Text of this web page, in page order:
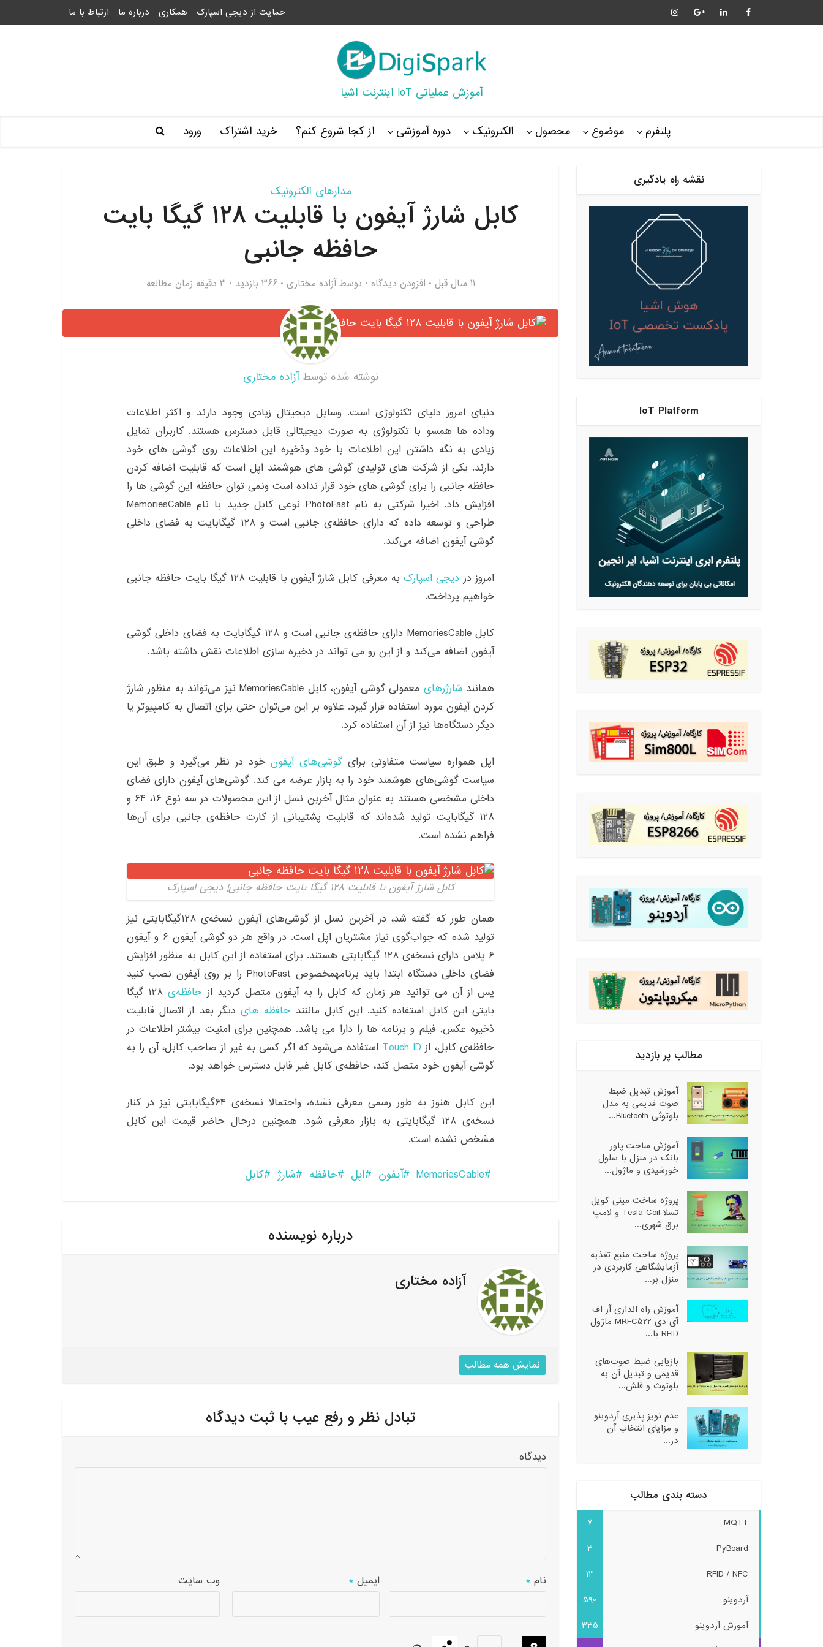
حمایت از دیجی اسپارک همکاری درباره ما ارتباط با ما
آموزش عملیاتی IoT اینترنت اشیا
پلتفرم موضوع محصول الکترونیک دوره آموزشی از کجا شروع کنم؟ خرید اشتراک ورود
مدارهای الکترونیک
کابل شارژ آیفون با قابلیت ۱۲۸ گیگا بایت
حافظه جانبی
11 سال قبل افزودن دیدگاه توسط آزاده مختاری 366 بازدید 3 دقیقه زمان مطالعه
نوشته شده توسطآزاده مختاری
دنیای امروز دنیای تکنولوژی است. وسایل دیجیتال زیادی وجود دارند و اکثر اطلاعات
وداده ها همسو با تکنولوژی به صورت دیجیتالی قابل دسترس هستند. کاربران تمایل
زیادی به نگه داشتن این اطلاعات با خود وذخیره این اطلاعات روی گوشی های خود
دارند. یکی از شرکت های تولیدی گوشی های هوشمند اپل است که قابلیت اضافه کردن
حافظه جانبی را برای گوشی های خود قرار نداده است ونمی توان حافظه این گوشی ها را
افزایش داد. اخیرا شرکتی به نام PhotoFast نوعی کابل جدید با نام MemoriesCable
طراحی و توسعه داده که دارای حافظه‌ی جانبی است و ۱۲۸ گیگابایت به فضای داخلی
گوشی آیفون اضافه می‌کند.
امروز در دیجی اسپارک
به معرفی کابل شارژ آیفون با قابلیت ۱۲۸ گیگا بایت حافظه جانبی
خواهیم پرداخت.
کابل MemoriesCable دارای حافظه‌ی جانبی است و ۱۲۸ گیگابایت به فضای داخلی گوشی
آیفون اضافه می‌کند و از این رو می تواند در دخیره سازی اطلاعات نقش داشته باشد.
همانند شارژرهای
معمولی گوشی آیفون، کابل MemoriesCable نیز می‌تواند به منظور شارژ
کردن آیفون مورد استفاده قرار گیرد. علاوه بر این می‌توان حتی برای اتصال به کامپیوتر یا
دیگر دستگاه‌ها نیز از آن استفاده کرد.
اپل همواره سیاست متفاوتی برای گوشی‌های آیفون خود در نظر می‌گیرد و طبق این
سیاست گوشی‌های هوشمند خود را به بازار عرضه می کند. گوشی‌های آیفون دارای فضای
داخلی مشخصی هستند به عنوان مثال آخرین نسل از این محصولات در سه نوع ۱۶، ۶۴ و
۱۲۸ گیگابایت تولید شده‌اند که قابلیت پشتیبانی از کارت حافظه‌ی جانبی برای‌ آن‌ها
فراهم نشده است.
کابل شارژ آیفون با قابلیت ۱۲۸ گیگا بایت حافظه جانبی| دیجی اسپارک
همان طور که گفته شد، در آخرین نسل از گوشی‌های آیفون نسخه‌ی ۱۲۸گیگابایتی نیز
تولید شده که جواب‌گوی نیاز مشتریان اپل است. در واقع هر دو گوشی آیفون ۶ و آیفون
۶ پلاس دارای نسخه‌ی ۱۲۸ گیگابایتی هستند. برای استفاده از این کابل به منظور افزایش
فضای داخلی دستگاه ابتدا باید برنامهمخصوص PhotoFast را بر روی آیفون نصب کنید
پس از آن می توانید هر زمان که کابل را به آیفون متصل کردید از حافظه‌ی
۱۲۸ گیگا
بایتی این کابل استفاده کنید. این کابل ماننند حافظه هایدیگر بعد از اتصال قابلیت
ذخیره عکس٬ فیلم و برنامه ها را دارا می باشد. همچنین برای امنیت بیشتر اطلاعات در
حافظه‌ی کابل، از Touch ID استفاده می‌شود که اگر کسی به غیر از صاحب کابل،‌ آن را به
گوشی آیفون خود متصل کند، حافظه‌‌ی کابل غیر قابل دسترس خواهد بود.
این کابل هنوز به طور رسمی معرفی نشده، واحتمالا نسخه‌ی ۶۴گیگابایتی نیز در کنار
نسخه‌ی ۱۲۸ گیگابایتی به بازار معرفی شود. همچنین درحال حاضر قیمت این کابل
مشخص نشده است.
MemoriesCable آیفون اپل حافظه شارژ کابل
درباره نویسنده
آزاده مختاری
نمایش همه مطالب
تبادل نظر و رفع عیب با ثبت دیدگاه
دیدگاه
نام * ایمیل * وب‌ سایت
نقشه راه یادگیری
IoT Platform
مطالب پر بازدید
آموزش تبدیل ضبط
صوت قدیمی به مدل
بلوتوثی Bluetooth...
آموزش ساخت پاور
بانک در منزل با سلول
خورشیدی و ماژول...
پروژه ساخت مینی کویل
تسلا Tesla Coil و لامپ
برق شهری...
پروژه ساخت منبع تغذیه
آزمایشگاهی کاربردی در
منزل بر...
آموزش راه اندازی آر اف
آی دی MRFC522 ماژول
RFID با...
بازیابی ضبط صوت‌های
قدیمی و تبدیل آن به
بلوتوث و فلش...
عدم نویز پذیری آردوینو
و مزایای انتخاب آن
در...
دسته بندی مطالب
MQTT
7
PyBoard
3
RFID / NFC
13
آردوینو
590
آموزش آردوینو
335